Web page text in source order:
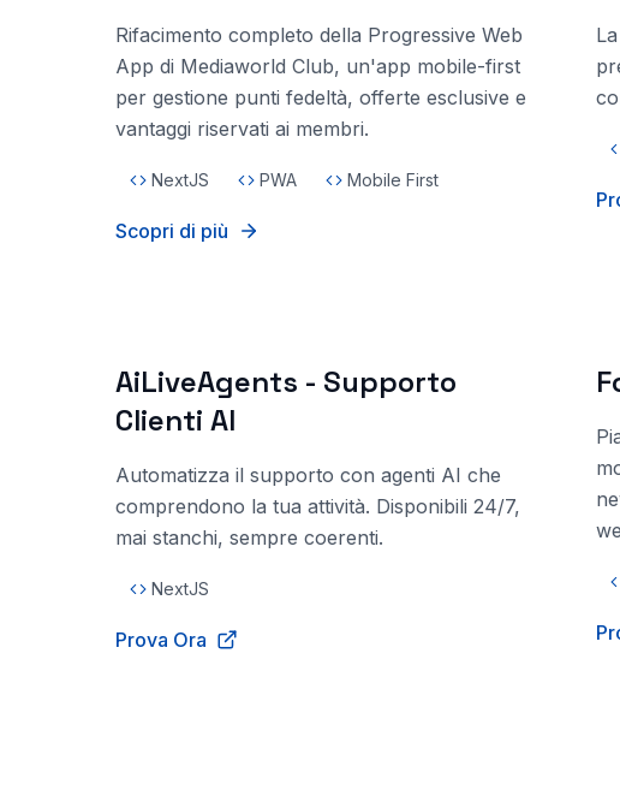
Rifacimento completo della Progressive Web
App di Mediaworld Club, un'app mobile-first
per gestione punti fedeltà, offerte esclusive e
vantaggi riservati ai membri.
NextJS PWA Mobile First
Scopri di più
AiLiveAgents - Supporto
Clienti AI
Automatizza il supporto con agenti AI che
comprendono la tua attività. Disponibili 24/7,
mai stanchi, sempre coerenti.
NextJS
Prova Ora